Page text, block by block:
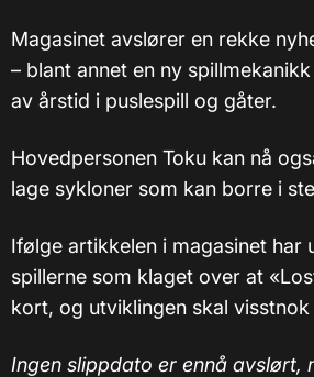
Magasinet avslører en rekke
– blant annet en ny
av årstid i puslespill og gåter.
Hovedpersonen Toku kan nå
lage sykloner som kan borre i
Ifølge artikkelen i magasinet har
spillerne som klaget over at
kort, og utviklingen skal
Ingen slippdato er ennå avslørt,